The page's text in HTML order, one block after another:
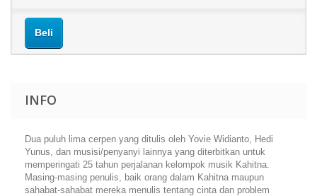
Beli
INFO
Dua puluh lima cerpen yang ditulis oleh Yovie Widianto, Hedi
Yunus, dan musisi/penyanyi lainnya yang diterbitkan untuk
memperingati 25 tahun perjalanan kelompok musik Kahitna.
Masing-masing penulis, baik orang dalam Kahitna maupun
sahabat-sahabat mereka menulis tentang cinta dan problem